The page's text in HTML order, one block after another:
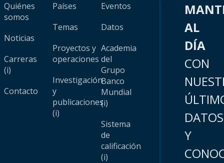
Quiénes
somos
Noticias
Carreras
(i)
Contacto
Países
Temas
Proyectos y
operaciones
Investigación
y
publicaciones
(i)
Eventos
Datos
Academia
del
Grupo
Banco
Mundial
(i)
Sistema
de
calificación
(i)
AL
DÍA
CON
DATOS
Y